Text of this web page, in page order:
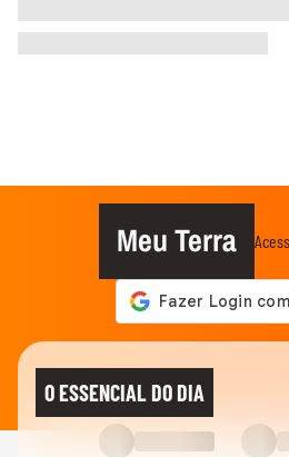
Meu Terra
O ESSENCIAL DO DIA